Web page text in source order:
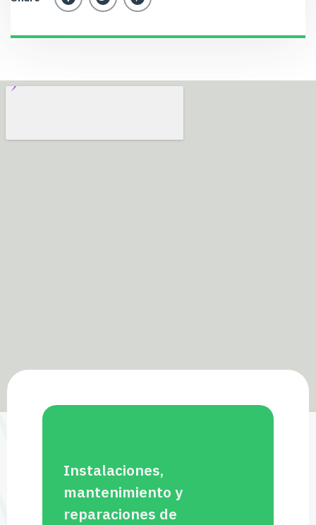
Instalaciones,
mantenimiento y
reparaciones de